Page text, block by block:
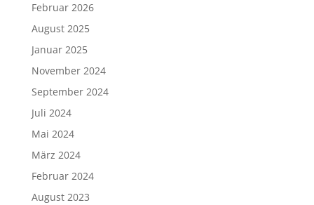
Februar 2026
August 2025
Januar 2025
November 2024
September 2024
Juli 2024
Mai 2024
März 2024
Februar 2024
August 2023